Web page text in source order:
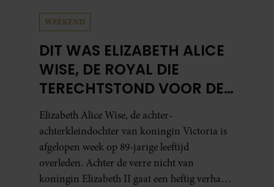
WEEKEND
DIT WAS ELIZABETH ALICE
WISE, DE ROYAL DIE
TERECHTSTOND VOOR DE
DOOD VAN HAAR BABY
Elizabeth Alice Wise, de achter-
achterkleindochter van koningin Victoria is
afgelopen week op 89-jarige leeftijd
overleden. Achter de verre nicht van
koningin Elizabeth II gaat een heftig verhaal